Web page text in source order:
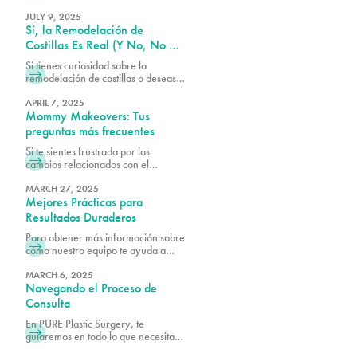
entender las diferencias entre estos
procedimientos puede ayudarte a
tomar la mejor decisión para tu
JULY 9, 2025
Sí, la Remodelación de
Costillas Es Real (Y No, No Es
Lo Que Piensas)
Si tienes curiosidad sobre la
remodelación de costillas o deseas
candidato(a), te invitamos a
programar una consulta llamando al
305-230-4326.
APRIL 7, 2025
Mommy Makeovers: Tus
preguntas más frecuentes
Si te sientes frustrada por los
cambios relacionados con el
en PURE Plastic Surgery podría ser
justo lo que necesitas para
recuperar tu figura de antes del
MARCH 27, 2025
Mejores Prácticas para
Resultados Duraderos
Para obtener más información sobre
cómo nuestro equipo te ayuda a
quirúrgicos posibles, agenda una
consulta con uno de nuestros
cirujanos plásticos certificados por la
MARCH 6, 2025
Navegando el Proceso de
Consulta
En PURE Plastic Surgery, te
guiaremos en todo lo que necesitas